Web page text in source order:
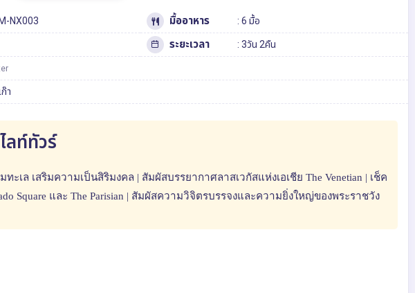
NX003 มื้ออาหาร : 6 มื้อ
ระยะเวลา : 3วัน 2คืน
า
ลท์ทัวร์
ะเล เสริมความเป็นสิริมงคล | สัมผัสบรรยากาศลาสเวกัสแห่งเอเชีย The Venetian | เช็ค
Square และ The Parisian | สัมผัสความวิจิตรบรรจงและความยิ่งใหญ่ของพระราชวัง